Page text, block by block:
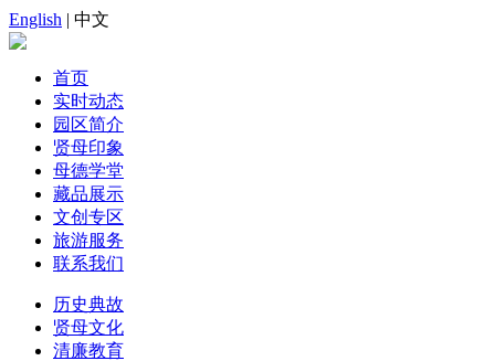
English | 中文
首页
实时动态
园区简介
贤母印象
母德学堂
藏品展示
文创专区
旅游服务
联系我们
历史典故
贤母文化
清廉教育